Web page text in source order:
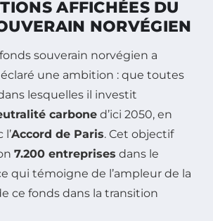
AFFICHÉES DU
NORVÉGIEN
souverain norvégien a
une ambition : que toutes
lesquelles il investit
carbone d’ici 2050, en
Accord de Paris. Cet objectif
7.200 entreprises dans le
qui témoigne de l’ampleur de la
ce fonds dans la transition